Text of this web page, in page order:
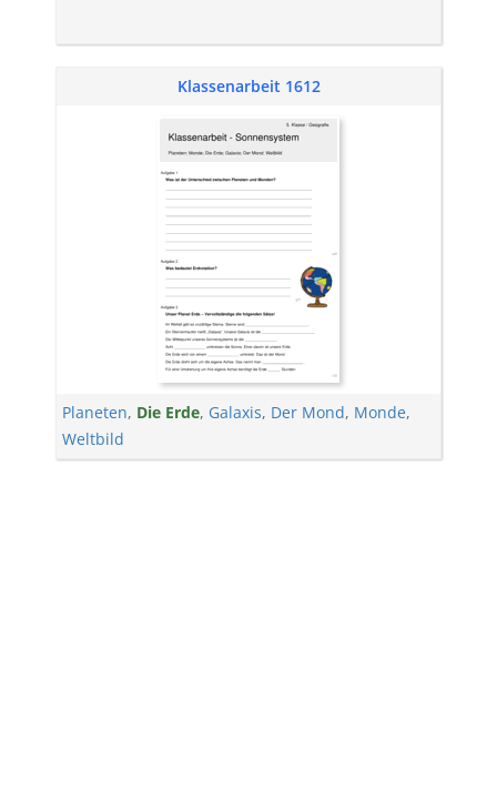
Klassenarbeit 1612
Planeten, Die Erde, Galaxis, Der Mond, Monde,
Weltbild